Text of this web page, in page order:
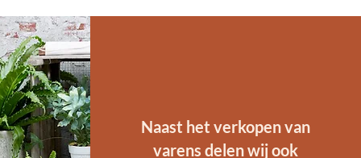
Naast het verkopen van
varens delen wij ook